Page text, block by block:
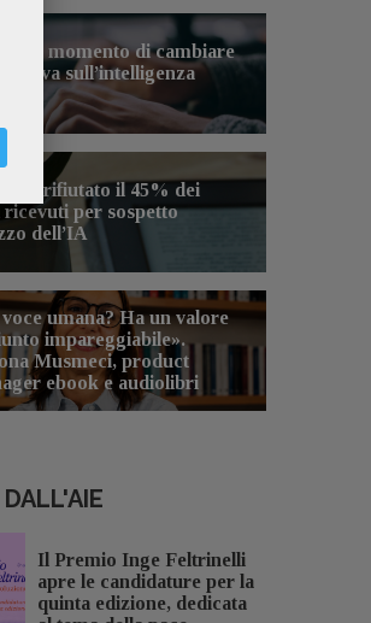
è il momento di cambiare
sull’intelligenza
ha rifiutato il 45% dei
ricevuti per sospetto
dell’IA
umana? Ha un valore
impareggiabile».
Musmeci, product
ebook e audiolibri
Il Premio Inge Feltrinelli
apre le candidature per la
quinta edizione, dedicata